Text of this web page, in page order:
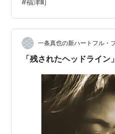
114.5mの大峰山があります
棒状の物が見えますね。そ
す。 大峰山の山頂にあるの
ばれる場所です。この「東郷
艦隊を率いた東郷平八郎に由
一条真也の新ハートフル・
「残されたヘッドライン」